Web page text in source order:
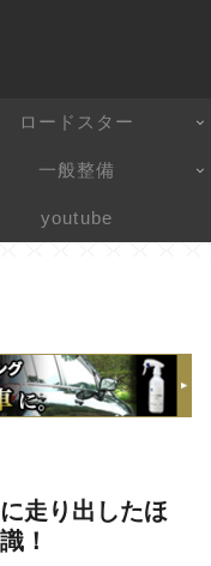
ロードスター
一般整備
youtube
走り出したほ
！